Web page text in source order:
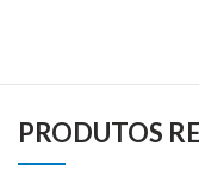
PRODUTOS